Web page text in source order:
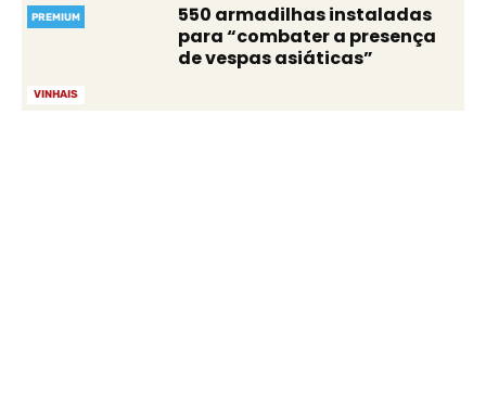
VINHAIS
PREMIUM
550 armadilhas instaladas
para “combater a presença
de vespas asiáticas”